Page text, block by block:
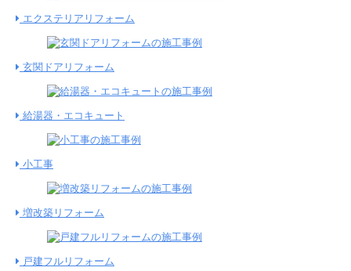
エクステリアリフォーム
玄関ドアリフォーム
給湯器・エコキュート
小工事
増改築リフォーム
戸建フルリフォーム